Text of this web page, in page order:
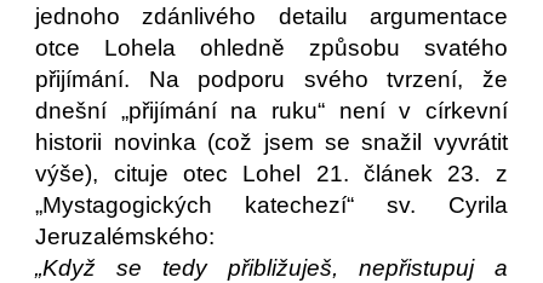
jednoho zdánlivého detailu argumentace
otce Lohela ohledně způsobu svatého
přijímání. Na podporu svého tvrzení, že
dnešní „přijímání na ruku“ není v církevní
historii novinka (což jsem se snažil vyvrátit
výše), cituje otec Lohel 21. článek 23. z
„Mystagogických katechezí“ sv. Cyrila
Jeruzalémského:
„Když se tedy přibližuješ, nepřistupuj a